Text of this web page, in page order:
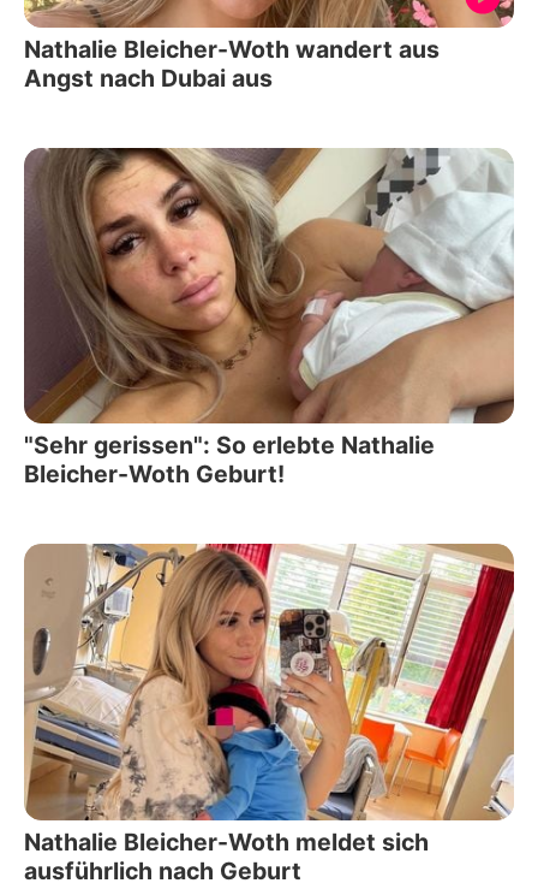
Nathalie Bleicher-Woth wandert aus
Angst nach Dubai aus
"Sehr gerissen": So erlebte Nathalie
Bleicher-Woth Geburt!
Nathalie Bleicher-Woth meldet sich
ausführlich nach Geburt